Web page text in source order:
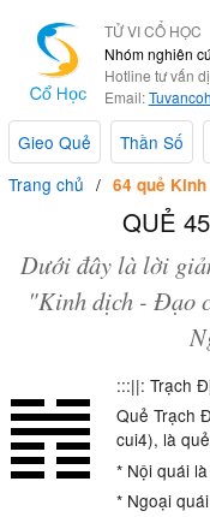
TỬ VI CỔ HỌC
Nhóm nghiên
Hotline tư vấn
Email:
Gieo Quẻ Thần Số
Trang chủ
64 quẻ
QUẺ
Dưới đây là lời
"Kinh dịch - Đạo
:::||: Trạch
Quẻ Trạch
cui4), là
* Nội quái
* Ngoại